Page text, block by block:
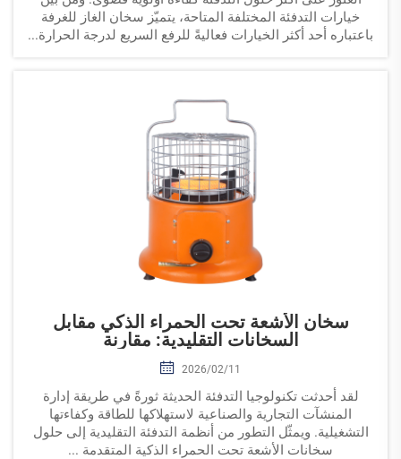
خيارات التدفئة المختلفة المتاحة، يتميّز سخان الغاز للغرفة
باعتباره أحد أكثر الخيارات فعاليةً للرفع السريع لدرجة الحرارة...
سخان الأشعة تحت الحمراء الذكي مقابل
السخانات التقليدية: مقارنة
2026/02/11
لقد أحدثت تكنولوجيا التدفئة الحديثة ثورةً في طريقة إدارة
المنشآت التجارية والصناعية لاستهلاكها للطاقة وكفاءتها
التشغيلية. ويمثّل التطور من أنظمة التدفئة التقليدية إلى حلول
سخانات الأشعة تحت الحمراء الذكية المتقدمة ...